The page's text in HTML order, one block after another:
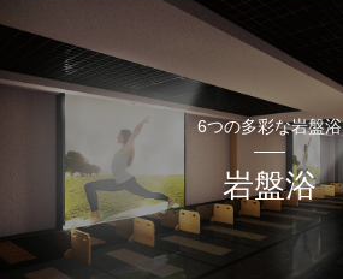
6つの多彩な岩盤浴
岩盤浴